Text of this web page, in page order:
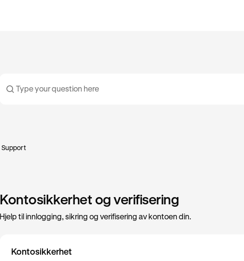
Support
Kontosikkerhet og verifisering
Hjelp til innlogging, sikring og verifisering av kontoen din.
Kontosikkerhet